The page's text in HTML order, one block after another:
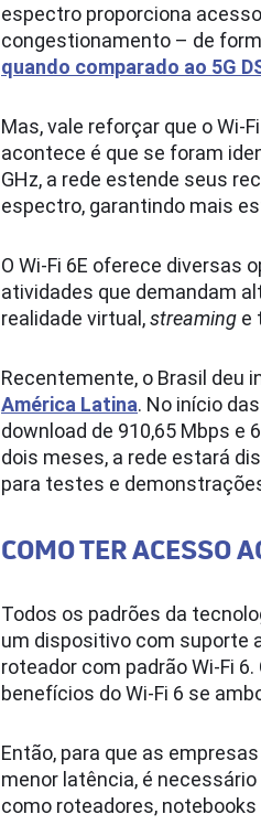
espectro proporciona
congestionamento – de
quando comparado ao 5G
Mas, vale reforçar que o Wi-
acontece é que se foram
GHz, a rede estende seus
espectro, garantindo mais
O Wi-Fi 6E oferece diversas
atividades que demandam
realidade virtual,streaming e
Recentemente, o Brasil deu
América Latina. No início
download de 910,65 Mbps e
dois meses, a rede estará
para testes e
COMO TER ACESSO
Todos os padrões da
um dispositivo com suporte
roteador com padrão Wi-Fi
benefícios do Wi-Fi 6 se
Então, para que as
menor latência, é
como roteadores,